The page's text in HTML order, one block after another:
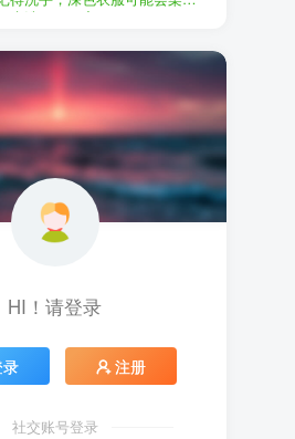
连接。
如娃圈跺网，这样可以更快地
，也能和其他玩家交流心得，
来说非常有帮助。
先洗一下再穿。
妆或者重新定制。
可以调弹力绳，关节不顺滑的
轻磨，再涂点硅油。平时多给
、换假发，拍照时还能摆出各
有时间的话，可以自己动手做
超有成就感！
是，养娃是为了开心，不用比
量，找到自己喜欢的风格，享
动的过程就好啦！
HI！请登录
注册
社交账号登录